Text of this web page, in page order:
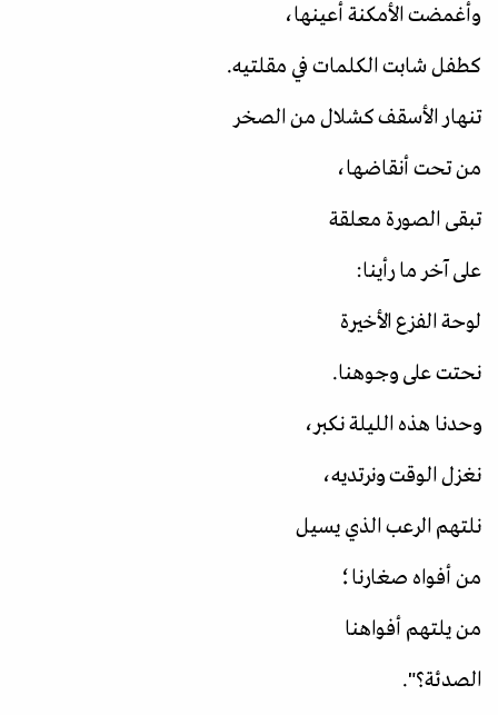
وأغمضت الأمكنة أعينها،
كطفل شابت الكلمات في مقلتيه.
تنهار الأسقف كشلال من الصخر
من تحت أنقاضها،
تبقى الصورة معلقة
على آخر ما رأينا:
لوحة الفزع الأخيرة
نحتت على وجوهنا.
وحدنا هذه الليلة نكبر،
نغزل الوقت ونرتديه،
نلتهم الرعب الذي يسيل
من أفواه صغارنا؛
من يلتهم أفواهنا
الصدئة؟".